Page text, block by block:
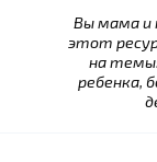
Вы мама и
этот
на темы:
ребенка,